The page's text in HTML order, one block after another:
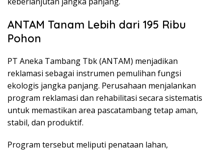
ANTAM Tanam Lebih dari 195 Ribu
Pohon
PT Aneka Tambang Tbk (ANTAM) menjadikan
reklamasi sebagai instrumen pemulihan fungsi
ekologis jangka panjang. Perusahaan menjalankan
program reklamasi dan rehabilitasi secara sistematis
untuk memastikan area pascatambang tetap aman,
stabil, dan produktif.
Program tersebut meliputi penataan lahan,